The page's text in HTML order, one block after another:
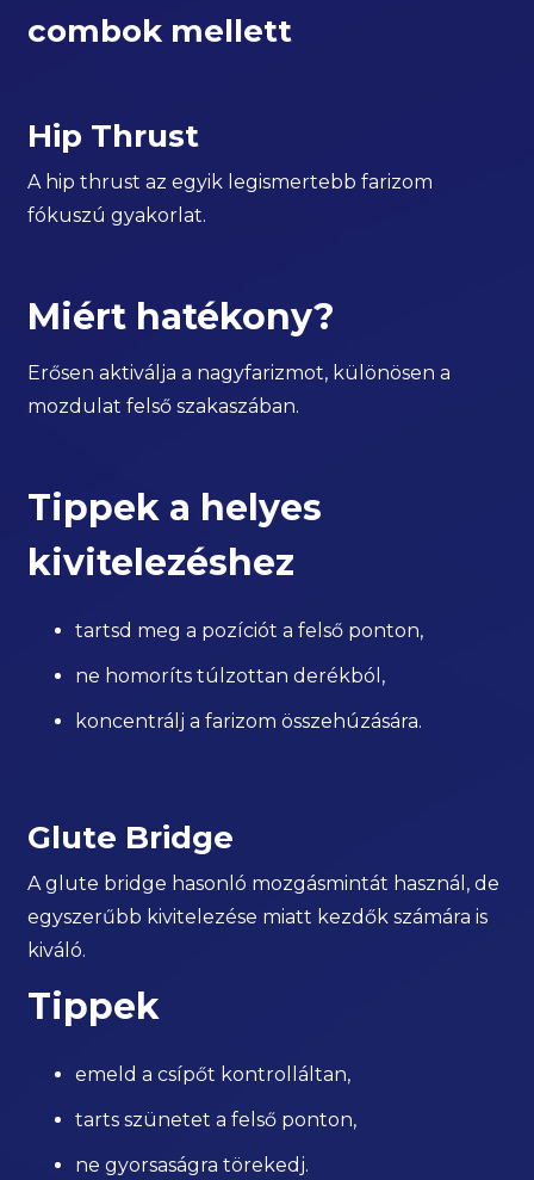
combok mellett
Hip Thrust
A hip thrust az egyik legismertebb farizom
fókuszú gyakorlat.
Miért hatékony?
Erősen aktiválja a nagyfarizmot, különösen a
mozdulat felső szakaszában.
Tippek a helyes
kivitelezéshez
tartsd meg a pozíciót a felső ponton,
ne homoríts túlzottan derékból,
koncentrálj a farizom összehúzására.
Glute Bridge
A glute bridge hasonló mozgásmintát használ, de
egyszerűbb kivitelezése miatt kezdők számára is
kiváló.
Tippek
emeld a csípőt kontrolláltan,
tarts szünetet a felső ponton,
ne gyorsaságra törekedj.